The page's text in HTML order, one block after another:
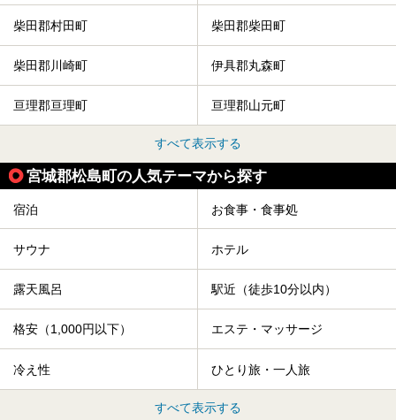
柴田郡村田町 柴田郡柴田町
柴田郡川崎町 伊具郡丸森町
亘理郡亘理町 亘理郡山元町
すべて表示する
宮城郡松島町の人気テーマから探す
宿泊 お食事・食事処
サウナ ホテル
露天風呂 駅近（徒歩10分以内）
格安（1,000円以下） エステ・マッサージ
冷え性 ひとり旅・一人旅
すべて表示する